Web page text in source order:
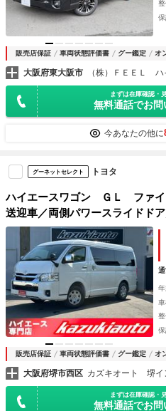
販売店保証 車両状態評価書 グー鑑定 オ
大阪府東大阪市 （株）ＦＥＥＬ
まずは在庫確認・
無料通話でお問
今あなたの他に
グーネットセレクト トヨタ
ハイエースワゴン ＧＬ ファイ
送迎車／両側パワースライドド
ムベース車両／４ＷＤ寒冷地仕
ルホワイト／ローダウンベース
車
販売店保証 車両状態評価書 グー鑑定 オ
大阪府堺市西区 カズキオート 堺
まずは在庫確認・
無料通話でお問